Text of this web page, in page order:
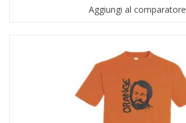
Aggiungi al comparatore